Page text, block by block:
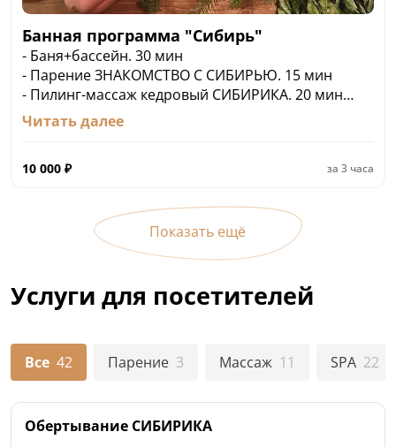
Банная программа "Сибирь"
- Баня+бассейн. 30 мин
- Парение ЗНАКОМСТВО С СИБИРЬЮ. 15 мин
- Пилинг-массаж кедровый СИБИРИКА. 20 мин
- Класическое парение ТРАДИЦИЯ СИБИРИ. 15
веником. 20 мин
чайный сет: сибирский травяной чай, таежный
мед, румяные сушки. 30 мин
Читать далее
10 000 ₽ за 3 часа
Показать ещё
Услуги для посетителей
Все 42 Парение 3 Массаж 11 SPA 22
Обертывание СИБИРИКА